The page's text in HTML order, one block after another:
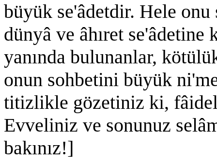
büyük se'âdetdir. Hele onu
dünyâ ve âhıret
yanında bulunanlar,
onun sohbetini büyük
titizlikle gözetiniz ki,
Evveliniz ve sonunuz
bakınız!]